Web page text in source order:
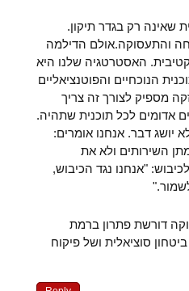
שאינה רק בגדר תיקון.
והתעסוקה.אולם הדילמה
האסטרטגיה שלנו היא
הנוכחיים והפוטנציאליים
מספיק לצורך זה צריך
אדומים לכל תוכנית שתהיה.
יושג דבר. אנחנו אומרים:
השירותים ולא את
"אנחנו נגד הכיבוש,
דורשת פתרון ברמת
סוציאלית ושל פיקוח